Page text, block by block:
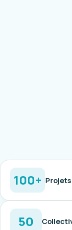
100+
50